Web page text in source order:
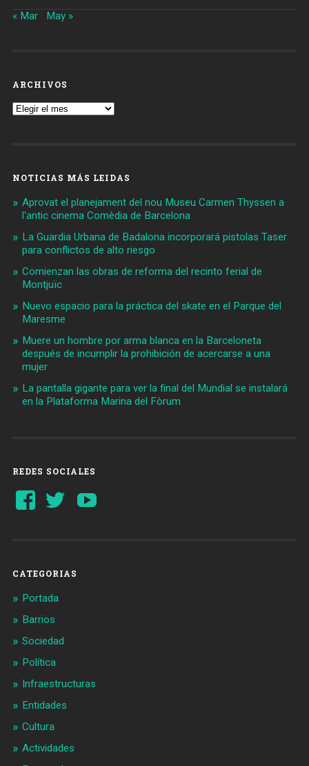
« Mar May »
ARCHIVOS
Archivos
NOTICIAS MÁS LEIDAS
Aprovat el planejament del nou Museu Carmen Thyssen a
l'antic cinema Comèdia de Barcelona
La Guardia Urbana de Badalona incorporará pistolas Taser
para conflictos de alto riesgo
Comienzan las obras de reforma del recinto ferial de
Montjuïc
Nuevo espacio para la práctica del skate en el Parque del
Maresme
Muere un hombre por arma blanca en la Barceloneta
después de incumplir la prohibición de acercarse a una
mujer
La pantalla gigante para ver la final del Mundial se instalará
en la Plataforma Marina del Fòrum
REDES SOCIALES
Ver
perfil
Ver
perfil
CATEGORIAS
Portada
Barrios
Sociedad
Política
Infraestructuras
Entidades
Cultura
Actividades